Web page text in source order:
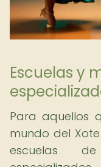
Escuelas y
Para aquellos
mundo del
escuelas